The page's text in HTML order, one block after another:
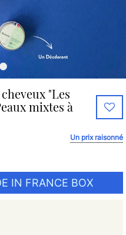
"Les
mixtes à
Un prix raisonné
IN FRANCE BOX